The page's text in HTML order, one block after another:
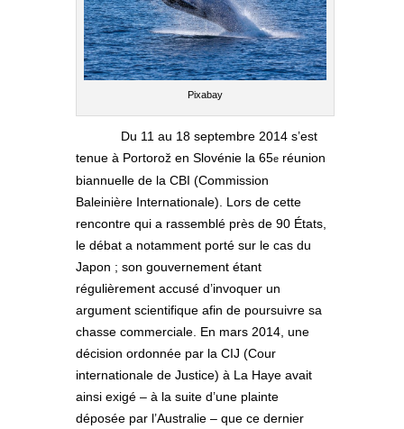
Pixabay
Du 11 au 18 septembre 2014 s’est
tenue à Portorož en Slovénie la 65e réunion
biannuelle de la CBI (Commission
Baleinière Internationale). Lors de cette
rencontre qui a rassemblé près de 90 États,
le débat a notamment porté sur le cas du
Japon ; son gouvernement étant
régulièrement accusé d’invoquer un
argument scientifique afin de poursuivre sa
chasse commerciale. En mars 2014, une
décision ordonnée par la CIJ (Cour
internationale de Justice) à La Haye avait
ainsi exigé – à la suite d’une plainte
déposée par l’Australie – que ce dernier